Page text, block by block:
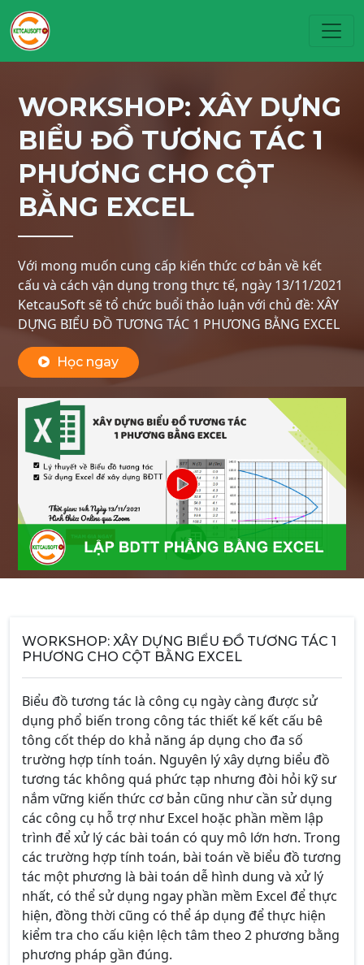
WORKSHOP: XÂY DỰNG
BIỂU ĐỒ TƯƠNG TÁC 1
PHƯƠNG CHO CỘT
BẰNG EXCEL
Với mong muốn cung cấp kiến thức cơ bản về kết
cấu và cách vận dụng trong thực tế, ngày 13/11/2021
KetcauSoft sẽ tổ chức buổi thảo luận với chủ đề: XÂY
DỰNG BIỂU ĐỒ TƯƠNG TÁC 1 PHƯƠNG BẰNG EXCEL
Học ngay
WORKSHOP: XÂY DỰNG BIỂU ĐỒ TƯƠNG TÁC 1
PHƯƠNG CHO CỘT BẰNG EXCEL
Biểu đồ tương tác là công cụ ngày càng được sử
dụng phổ biến trong công tác thiết kế kết cấu bê
tông cốt thép do khả năng áp dụng cho đa số
trường hợp tính toán. Nguyên lý xây dựng biểu đồ
tương tác không quá phức tạp nhưng đòi hỏi kỹ sư
nắm vững kiến thức cơ bản cũng như cần sử dụng
các công cụ hỗ trợ như Excel hoặc phần mềm lập
trình để xử lý các bài toán có quy mô lớn hơn. Trong
các trường hợp tính toán, bài toán về biểu đồ tương
tác một phương là bài toán dễ hình dung và xử lý
nhất, có thể sử dụng ngay phần mềm Excel để thực
hiện, đồng thời cũng có thể áp dụng để thực hiện
kiểm tra cho cấu kiện lệch tâm theo 2 phương bằng
phương pháp gần đúng.